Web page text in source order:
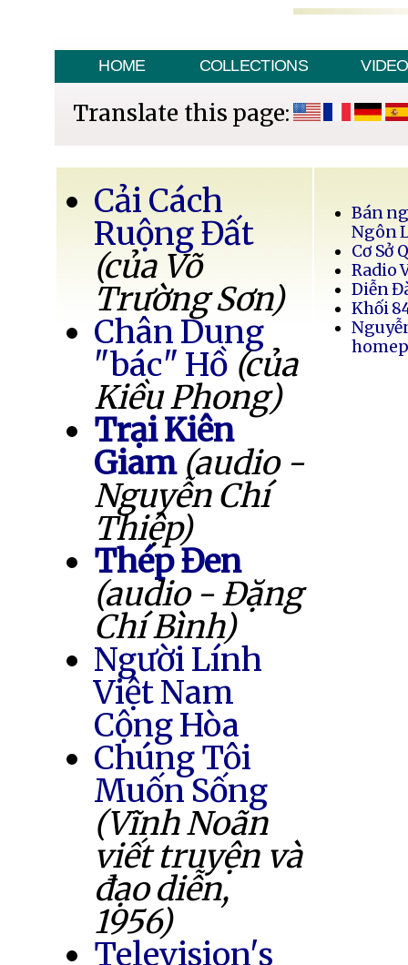
HOME COLLECTIONS VIDEO
Translate this page:
Cải Cách
Ruộng Đất
(của Võ
Trường Sơn)
Chân Dung
"bác" Hồ (của
Kiều Phong)
Trại Kiên
Giam (audio -
Nguyễn Chí
Thiệp)
Thép Đen
(audio - Đặng
Chí Bình)
Người Lính
Việt Nam
Cộng Hòa
Chúng Tôi
Muốn Sống
(Vĩnh Noãn
viết truyện và
đạo diễn,
1956)
Television's
Bán
Ngôn
Cơ Sở
Radio
Diễn
Khối